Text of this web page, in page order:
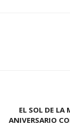
EL SOL DE LA
ANIVERSARIO